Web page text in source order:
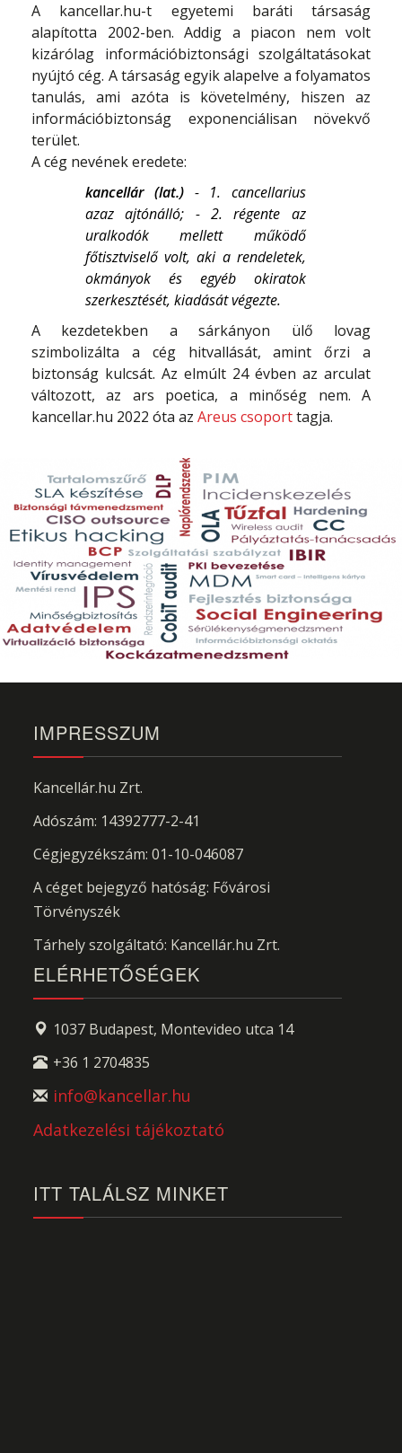
A kancellar.hu-t egyetemi baráti társaság
alapította 2002-ben. Addig a piacon nem volt
kizárólag információbiztonsági szolgáltatásokat
nyújtó cég. A társaság egyik alapelve a folyamatos
tanulás, ami azóta is követelmény, hiszen az
információbiztonság exponenciálisan növekvő
terület.
A cég nevének eredete:
kancellár (lat.) - 1. cancellarius
azaz ajtónálló; - 2. régente az
uralkodók mellett működő
főtisztviselő volt, aki a rendeletek,
okmányok és egyéb okiratok
szerkesztését, kiadását végezte.
A kezdetekben a sárkányon ülő lovag
szimbolizálta a cég hitvallását, amint őrzi a
biztonság kulcsát. Az elmúlt 24 évben az arculat
változott, az ars poetica, a minőség nem. A
kancellar.hu 2022 óta az Areus csoporttagja.
IMPRESSZUM
Kancellár.hu Zrt.
Adószám: 14392777-2-41
Cégjegyzékszám: 01-10-046087
A céget bejegyző hatóság: Fővárosi
Törvényszék
Tárhely szolgáltató: Kancellár.hu Zrt.
ELÉRHETŐSÉGEK
1037 Budapest, Montevideo utca 14
+36 1 2704835
info@kancellar.hu
Adatkezelési tájékoztató
ITT TALÁLSZ MINKET